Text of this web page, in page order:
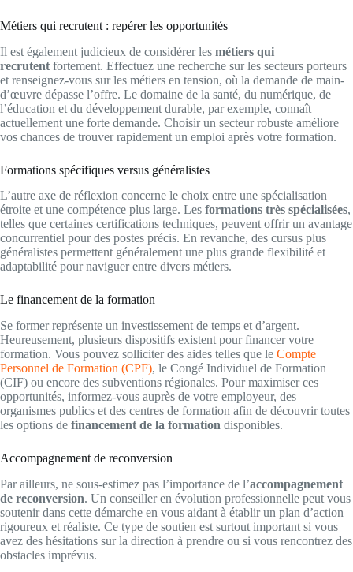
Métiers qui recrutent : repérer les opportunités
Il est également judicieux de considérer les métiers qui
recrutent fortement. Effectuez une recherche sur les secteurs porteurs
et renseignez-vous sur les métiers en tension, où la demande de main-
d’œuvre dépasse l’offre. Le domaine de la santé, du numérique, de
l’éducation et du développement durable, par exemple, connaît
actuellement une forte demande. Choisir un secteur robuste améliore
vos chances de trouver rapidement un emploi après votre formation.
Formations spécifiques versus généralistes
L’autre axe de réflexion concerne le choix entre une spécialisation
étroite et une compétence plus large. Les formations très spécialisées,
telles que certaines certifications techniques, peuvent offrir un avantage
concurrentiel pour des postes précis. En revanche, des cursus plus
généralistes permettent généralement une plus grande flexibilité et
adaptabilité pour naviguer entre divers métiers.
Le financement de la formation
Se former représente un investissement de temps et d’argent.
Heureusement, plusieurs dispositifs existent pour financer votre
formation. Vous pouvez solliciter des aides telles que le Compte
Personnel de Formation (CPF), le Congé Individuel de Formation
(CIF) ou encore des subventions régionales. Pour maximiser ces
opportunités, informez-vous auprès de votre employeur, des
organismes publics et des centres de formation afin de découvrir toutes
les options de financement de la formation disponibles.
Accompagnement de reconversion
Par ailleurs, ne sous-estimez pas l’importance de l’accompagnement
de reconversion. Un conseiller en évolution professionnelle peut vous
soutenir dans cette démarche en vous aidant à établir un plan d’action
rigoureux et réaliste. Ce type de soutien est surtout important si vous
avez des hésitations sur la direction à prendre ou si vous rencontrez des
obstacles imprévus.